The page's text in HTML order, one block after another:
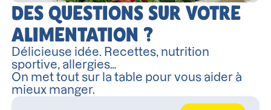
DES QUESTIONS SUR VOTRE
ALIMENTATION ?
Délicieuse idée. Recettes, nutrition
sportive, allergies…
On met tout sur la table pour vous aider à
mieux manger.